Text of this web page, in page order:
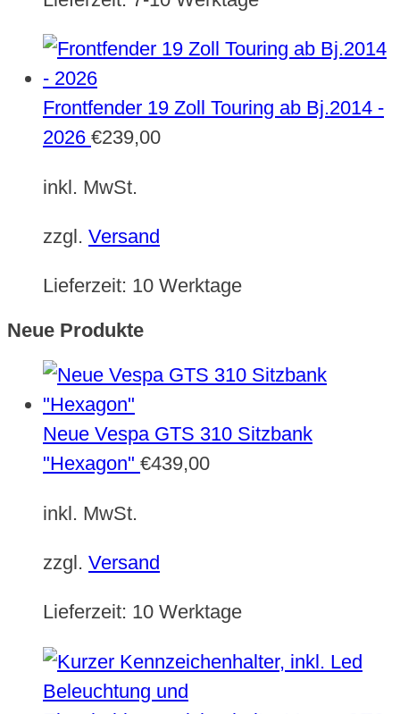
Frontfender 19 Zoll Touring ab Bj.2014 -
2026 €239,00
inkl. MwSt.
zzgl. Versand
Lieferzeit: 10 Werktage
Neue Produkte
Neue Vespa GTS 310 Sitzbank
"Hexagon" €439,00
inkl. MwSt.
zzgl. Versand
Lieferzeit: 10 Werktage